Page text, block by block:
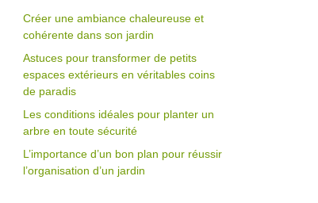
Créer une ambiance chaleureuse et
cohérente dans son jardin
Astuces pour transformer de petits
espaces extérieurs en véritables coins
de paradis
Les conditions idéales pour planter un
arbre en toute sécurité
L’importance d’un bon plan pour réussir
l’organisation d’un jardin